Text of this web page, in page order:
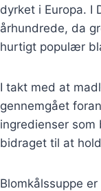
dyrket i Europa. I
århundrede, da
hurtigt populær
I takt med at
gennemgået
ingredienser
bidraget til at
Blomkålssuppe